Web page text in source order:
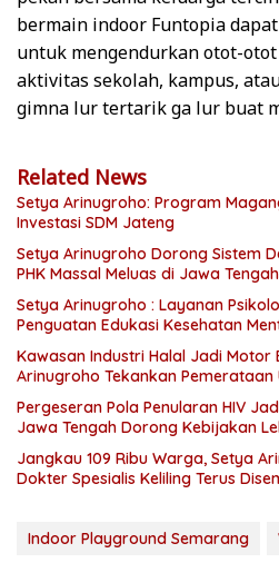
bermain indoor Funtopia
untuk mengendurkan otot-
aktivitas sekolah, kampus,
gimna lur tertarik ga lur buat
Related News
Setya Arinugroho: Program
Investasi SDM Jateng
Setya Arinugroho Dorong Sistem
PHK Massal Meluas di Jawa Tengah
Setya Arinugroho : Layanan
Penguatan Edukasi Kesehatan
Kawasan Industri Halal Jadi Motor
Arinugroho Tekankan Pemerataan
Pergeseran Pola Penularan HIV
Jawa Tengah Dorong Kebijakan
Jangkau 109 Ribu Warga, Setya
Dokter Spesialis Keliling Terus
Indoor Playground Semarang